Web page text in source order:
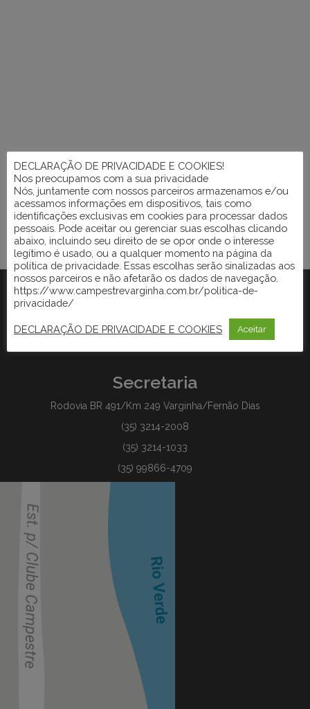
Secretaria
Rodovia BR 491/Km 249 Varginha/Fernão Dias
(35) 3214-2008
(35) 3214-1033
(35) 99866-4709
DECLARAÇÃO DE PRIVACIDADE E COOKIES!
Nos preocupamos com a sua privacidade
Nós, juntamente com nossos parceiros armazenamos e/ou
acessamos informações em dispositivos, tais como
identificações exclusivas em cookies para processar dados
pessoais. Pode aceitar ou gerenciar suas escolhas clicando
abaixo, incluindo seu direito de se opor onde o interesse
legítimo é usado, ou a qualquer momento na página da
política de privacidade. Essas escolhas serão sinalizadas aos
nossos parceiros e não afetarão os dados de navegação.
https://www.campestrevarginha.com.br/politica-de-
privacidade/
DECLARAÇÃO DE PRIVACIDADE E COOKIES Aceitar